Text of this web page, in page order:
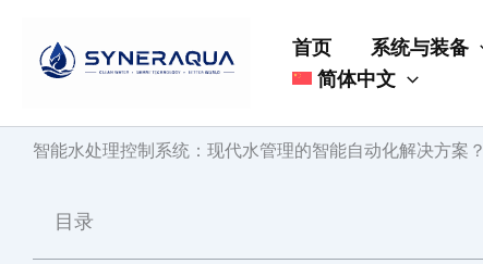
首页 系统与装备
简体中文
智能水处理控制系统：现代水管理的智能自动化解决方案？
目录